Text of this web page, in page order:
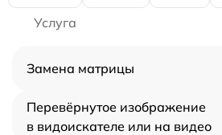
Услуга
Замена матрицы
Перевёрнутое изображение
в видоискателе или на видео